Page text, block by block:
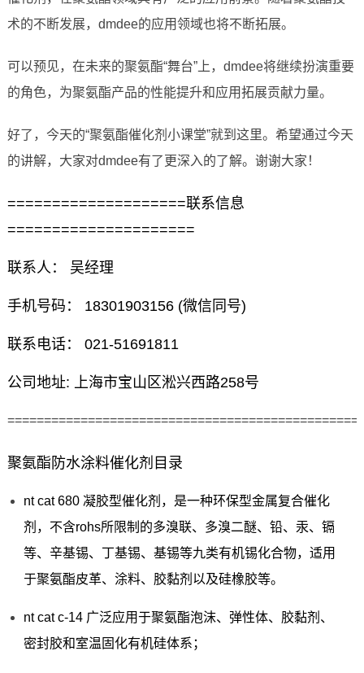
术的不断发展，dmdee的应用领域也将不断拓展。
可以预见，在未来的聚氨酯“舞台”上，dmdee将继续扮演重要
的角色，为聚氨酯产品的性能提升和应用拓展贡献力量。
好了，今天的“聚氨酯催化剂小课堂”就到这里。希望通过今天
的讲解，大家对dmdee有了更深入的了解。谢谢大家！
====================联系信息
=====================
联系人： 吴经理
手机号码： 18301903156 (微信同号)
联系电话： 021-51691811
公司地址: 上海市宝山区淞兴西路258号
聚氨酯防水涂料催化剂目录
nt cat 680 凝胶型催化剂，是一种环保型金属复合催化
剂，不含rohs所限制的多溴联、多溴二醚、铅、汞、镉
等、辛基锡、丁基锡、基锡等九类有机锡化合物，适用
于聚氨酯皮革、涂料、胶黏剂以及硅橡胶等。
nt cat c-14 广泛应用于聚氨酯泡沫、弹性体、胶黏剂、
密封胶和室温固化有机硅体系；